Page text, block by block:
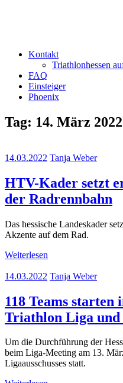
Kontakt
Triathlonhessen
FAQ
Einsteiger
Phoenix
Tag: 14. März 2022
14.03.2022 Tanja Weber
HTV-Kader setzt
der Radrennbahn
Das hessische Landeskader
Akzente auf dem Rad.
Weiterlesen
14.03.2022 Tanja Weber
118 Teams starten
Triathlon Liga
Um die Durchführung der
beim Liga-Meeting am 13.
Ligaausschusses statt.